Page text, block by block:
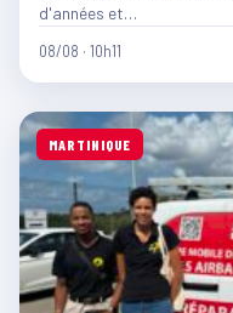
d'années et…
08/08 · 10h11
MARTINIQUE